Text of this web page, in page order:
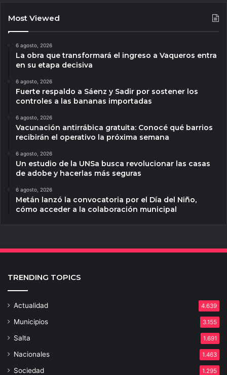
Most Viewed
6 agosto, 2026
La obra que transformará el ingreso a Vaqueros entra
en su etapa decisiva
6 agosto, 2026
Fuerte respaldo a Sáenz y Sadir por sostener los
controles a las bananas importadas
6 agosto, 2026
Vacunación antirrábica gratuita: Conocé qué barrios
recibirán el operativo la próxima semana
6 agosto, 2026
Un estudio de la UNSa busca revolucionar las casas
de adobe y hacerlas más seguras
6 agosto, 2026
Metán lanzó la convocatoria por el Día del Niño,
cómo acceder a la colaboración municipal
TRENDING TOPICS
Actualidad 4.639
Municipios 3.155
Salta 1.691
Nacionales 1.463
Sociedad 1.295